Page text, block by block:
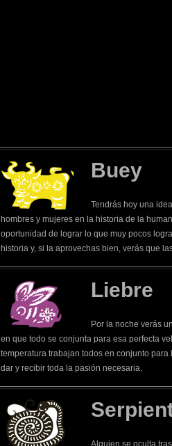
Buey
Tendrás hoy una
hombres y mujeres en la historia de la
oportunidad de lograr lo que muy pocos
historia y, si la aprovechas bien, verás que
Liebre
Por la noche verás
en que todo se conjunta para esa perfecta
temperatura trabajan todos en conjunto
dar y recibir toda la pasión necesaria.
Alguien se oculta